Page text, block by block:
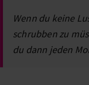
Wenn du keine
schrubben zu
du dann jeden